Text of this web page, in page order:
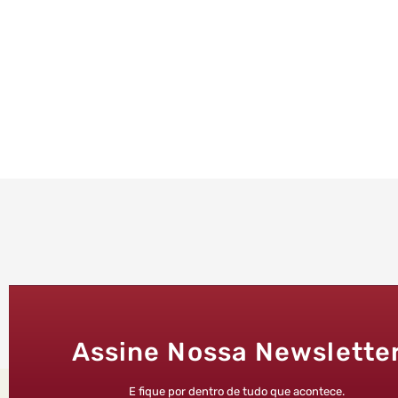
Assine Nossa
E fique por dentro de tudo que acontece.